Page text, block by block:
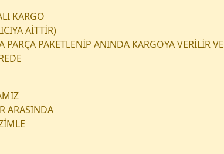
KARGO
AİTTİR)
PAKETLENİP ANINDA KARGOYA VERİLİR VE
ARASINDA